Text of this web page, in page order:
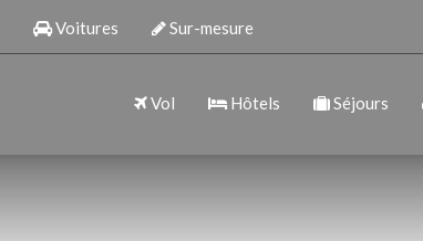
Voitures Sur-mesure
Vol Hôtels Séjours